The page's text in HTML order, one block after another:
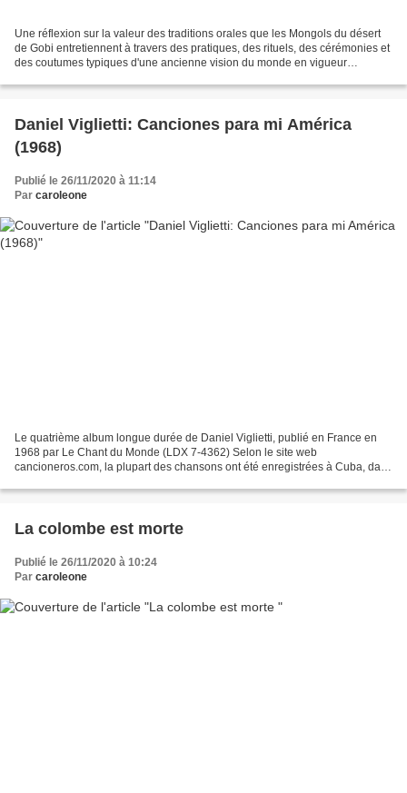
Une réflexion sur la valeur des traditions orales que les Mongols du désert
de Gobi entretiennent à travers des pratiques, des rituels, des cérémonies et
des coutumes typiques d'une ancienne vision du monde en vigueur
Daniel Viglietti: Canciones para mi América
(1968)
Publié le 26/11/2020 à 11:14
Par caroleone
Le quatrième album longue durée de Daniel Viglietti, publié en France en
1968 par Le Chant du Monde (LDX 7-4362) Selon le site web
cancioneros.com, la plupart des chansons ont été enregistrées à Cuba, dans
La colombe est morte
Publié le 26/11/2020 à 10:24
Par caroleone